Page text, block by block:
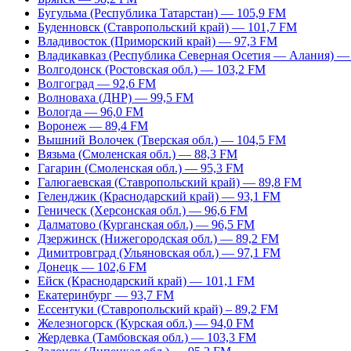
Бугульма (Республика Татарстан) — 105,9 FM
Буденновск (Ставропольский край) — 101,7 FM
Владивосток (Приморский край) — 97,3 FM
Владикавказ (Республика Северная Осетия — Алания)
Волгодонск (Ростовская обл.) — 103,2 FM
Волгоград — 92,6 FM
Волноваха (ДНР) — 99,5 FM
Вологда — 96,0 FM
Воронеж — 89,4 FM
Вышний Волочек (Тверская обл.) — 104,5 FM
Вязьма (Смоленская обл.) — 88,3 FM
Гагарин (Смоленская обл.) — 95,3 FM
Галюгаевская (Ставропольский край) — 89,8 FM
Геленджик (Краснодарский край) — 93,1 FM
Геническ (Херсонская обл.) — 96,6 FM
Далматово (Курганская обл.) — 96,5 FM
Дзержинск (Нижегородская обл.) — 89,2 FM
Димитровград (Ульяновская обл.) — 97,1 FM
Донецк — 102,6 FM
Ейск (Краснодарский край) — 101,1 FM
Екатеринбург — 93,7 FM
Ессентуки (Ставропольский край) – 89,2 FM
Железногорск (Курская обл.) — 94,0 FM
Жердевка (Тамбовская обл.) — 103,3 FM